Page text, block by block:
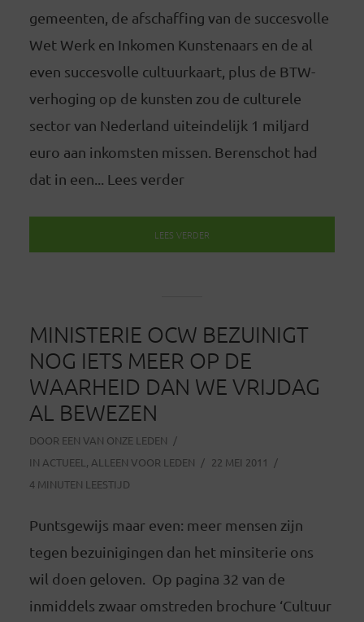
gemeenten, de afschaffing van de succesvolle
Wet Werk en Inkomen Kunstenaars en de al
even succesvolle cultuurkaart, plus de BTW-
verhoging op de kunsten zou de culturele
sector van Nederland uiteindelijk 1 miljard
euro aan inkomsten missen. Berenschot had
dat in een... Lees verder
LEES VERDER
MINISTERIE OCW BEZUINIGT
NOG IETS MEER OP DE
WAARHEID DAN WE VRIJDAG
AL BEWEZEN
DOOR EEN VAN ONZE LEDEN
IN ACTUEEL , ALLEEN VOOR LEDEN
22 MEI 2011
4 MINUTEN LEESTIJD
Puntsgewijs maar even: meer mensen zijn
tegen bezuinigingen dan het minsiterie ons
wil doen geloven. Op pagina 32 van de
inmiddels zwaar omstreden brochure ‘Cultuur